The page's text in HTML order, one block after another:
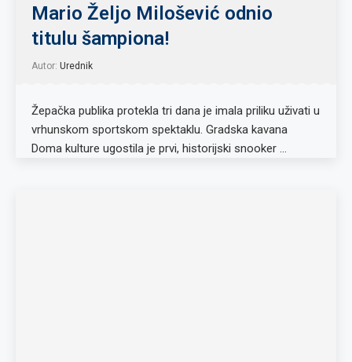
Mario Željo Milošević odnio
titulu šampiona!
Autor: Urednik
Žepačka publika protekla tri dana je imala priliku uživati u
vrhunskom sportskom spektaklu. Gradska kavana
Doma kulture ugostila je prvi, historijski snooker …